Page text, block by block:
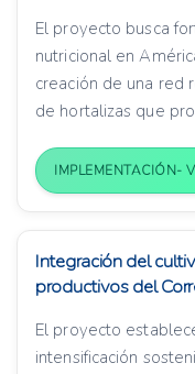
El proyecto busca
nutricional en
creación de una red
de hortalizas que
IMPLEMENTACIÓN-
Integración del
productivos del
El proyecto
intensificación